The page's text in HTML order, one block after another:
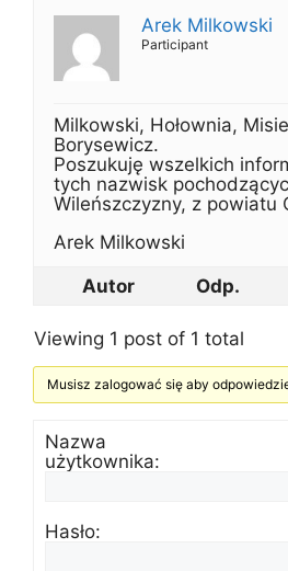
Arek Milkowski
Participant
Milkowski, Hołownia,
Borysewicz.
Poszukuję wszelkich
tych nazwisk
Wileńszczyzny, z powiatu
Arek Milkowski
Autor
Odp.
Viewing 1 post of 1 total
Musisz zalogować się aby
Nazwa
użytkownika:
Hasło: